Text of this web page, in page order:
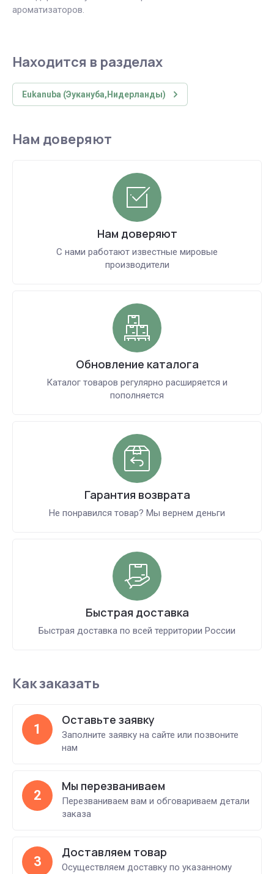
ароматизаторов.
Находится в разделах
Eukanuba (Эукануба,Нидерланды)
Нам доверяют
Нам доверяют
С нами работают известные мировые
производители
Обновление каталога
Каталог товаров регулярно расширяется и
пополняется
Гарантия возврата
Не понравился товар? Мы вернем деньги
Быстрая доставка
Быстрая доставка по всей территории России
Как заказать
1
Оставьте заявку
Заполните заявку на сайте или позвоните
нам
2
Мы перезваниваем
Перезваниваем вам и обговариваем детали
заказа
3
Доставляем товар
Осуществляем доставку по указанному